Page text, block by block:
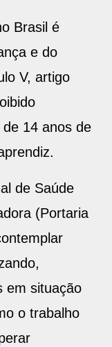
Brasil é
e do
V, artigo
14 anos de
de Saúde
(Portaria
em situação
o trabalho